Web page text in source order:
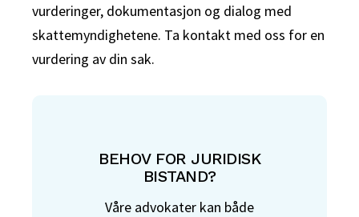
vurderinger, dokumentasjon og dialog med
skattemyndighetene. Ta kontakt med oss for en
vurdering av din sak.
BEHOV FOR JURIDISK
BISTAND?
Våre advokater kan både